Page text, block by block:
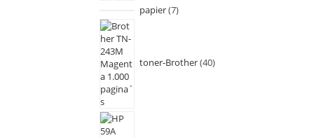
papier 7
toner-Brother 40